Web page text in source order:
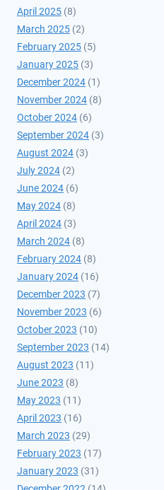
April 2025 (8)
March 2025 (2)
February 2025 (5)
January 2025 (3)
December 2024 (1)
November 2024 (8)
October 2024 (6)
September 2024 (3)
August 2024 (3)
July 2024 (2)
June 2024 (6)
May 2024 (8)
April 2024 (3)
March 2024 (8)
February 2024 (8)
January 2024 (16)
December 2023 (7)
November 2023 (6)
October 2023 (10)
September 2023 (14)
August 2023 (11)
June 2023 (8)
May 2023 (11)
April 2023 (16)
March 2023 (29)
February 2023 (17)
January 2023 (31)